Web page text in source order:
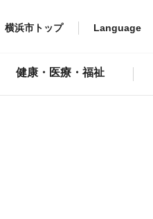
横浜市トップ Language
健康・医療・福祉